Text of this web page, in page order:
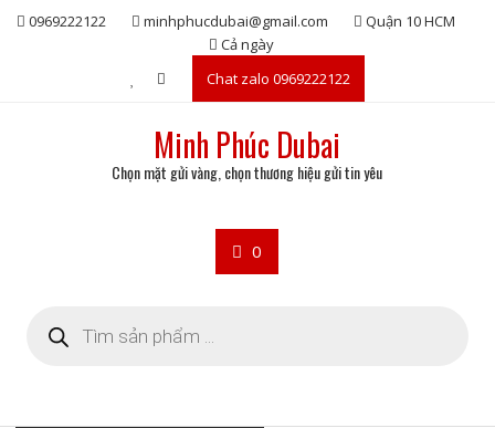
Skip0969222122 minhphucdubai@gmail.com
Quận 10 HCM
Cả ngày
Chat zalo 0969222122
Minh Phúc Dubai
Chọn mặt gửi vàng, chọn thương hiệu gửi tin yêu
0
kiếm
sản